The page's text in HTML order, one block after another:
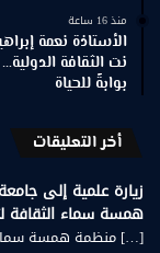
منذ 16 ساعة
الأستاذة نعمة
نت الثقافة
بوابةً للحياة
أخر التعليقات
همسة سماء الثقافة
[…] منظمة همسة سماء